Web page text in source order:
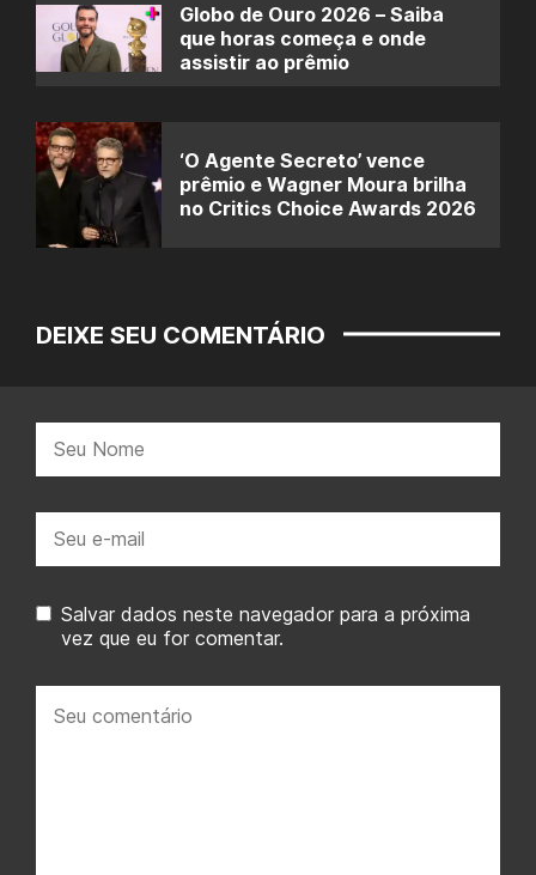
Globo de Ouro 2026 – Saiba
que horas começa e onde
assistir ao prêmio
‘O Agente Secreto’ vence
prêmio e Wagner Moura brilha
no Critics Choice Awards 2026
DEIXE SEU COMENTÁRIO
mail:
Salvar dados neste navegador para a próxima
vez que eu for comentar.
comentário: